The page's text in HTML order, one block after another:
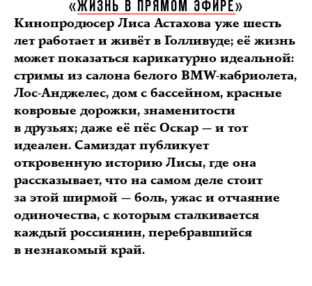
«ЖИЗНЬ В ПРЯМОМ ЭФИРЕ»
Кинопродюсер Лиса Астахова уже шесть
лет работает и живёт в Голливуде; её жизнь
может показаться карикатурно идеальной:
стримы из салона белого BMW-кабриолета,
Лос-Анджелес, дом с бассейном, красные
ковровые дорожки, знаменитости
в друзьях; даже её пёс Оскар — и тот
идеален. Самиздат публикует
откровенную историю Лисы, где она
рассказывает, что на самом деле стоит
за этой ширмой — боль, ужас и отчаяние
одиночества, с которым сталкивается
каждый россиянин, перебравшийся
в незнакомый край.